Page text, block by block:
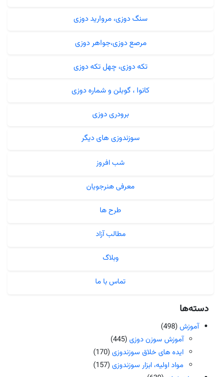
سنگ دوزی، مروارید دوزی
مرصع دوزی،جواهر دوزی
تکه دوزی، چهل تکه دوزی
کانوا ، گوبلن و شماره دوزی
برودری دوزی
سوزندوزی های دیگر
شب افروز
معرفی هنرجویان
طرح ها
مطالب آزاد
وبلاگ
تماس با ما
دسته‌ها
آموزش (498)
آموزش سوزن دوزی (445)
ایده های خلاق سوزندوزی (170)
مواد اولیه، ابزار سوزندوزی (157)